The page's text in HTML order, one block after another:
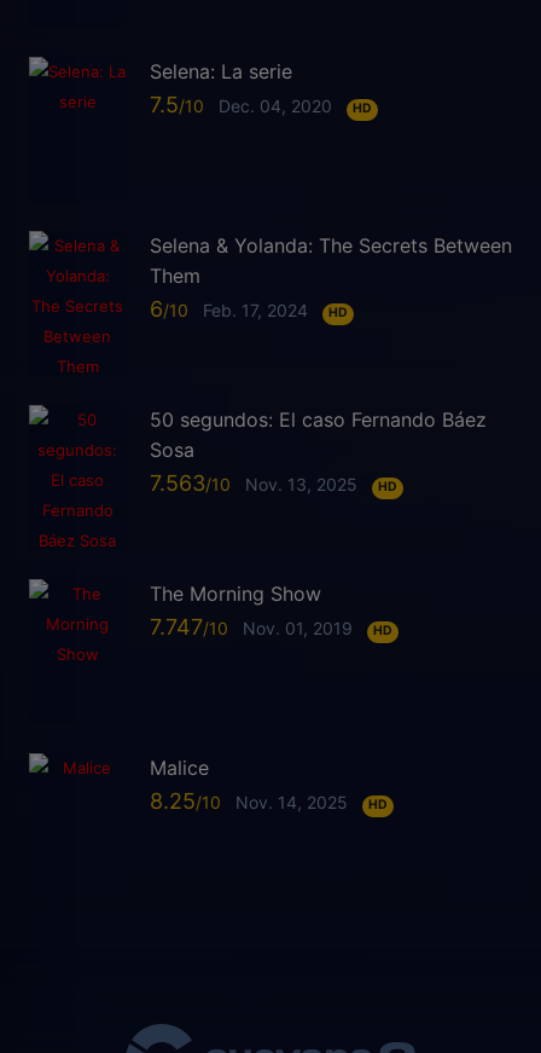
Selena: La serie
7.5 Dec. 04, 2020 HD
Selena & Yolanda: The Secrets Between
Them
6 Feb. 17, 2024 HD
50 segundos: El caso Fernando Báez
Sosa
7.563 Nov. 13, 2025 HD
The Morning Show
7.747 Nov. 01, 2019 HD
Malice
8.25 Nov. 14, 2025 HD